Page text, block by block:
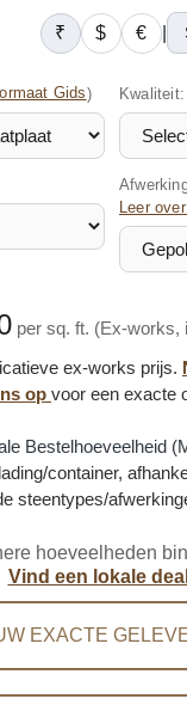
₹ $ €
Gids)
Leer
per sq. ft. (Ex-works,
ex-works prijs.
op voor een exacte
Bestelhoeveelheid
container,
steentypes/
hoeveelheden
Vind een lokale
EXACTE